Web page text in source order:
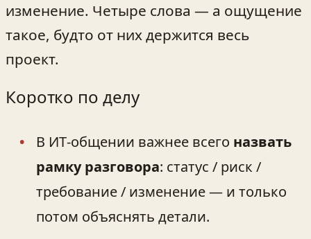
изменение. Четыре слова — а ощущение
такое, будто от них держится весь
проект.
Коротко по делу
В ИТ‑общении важнее всего назвать
рамку разговора: статус / риск /
требование / изменение — и только
потом объяснять детали.